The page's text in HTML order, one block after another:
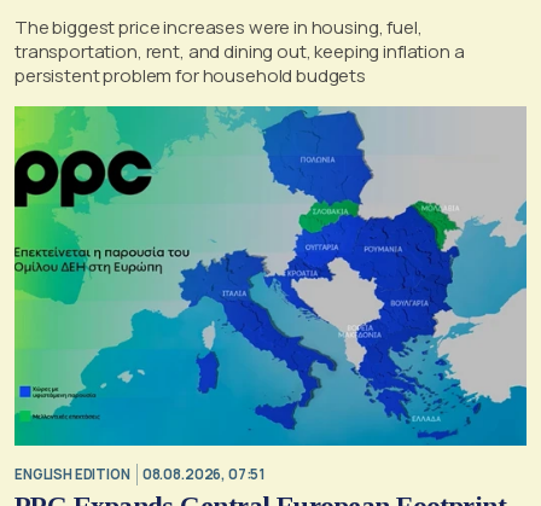
The biggest price increases were in housing, fuel,
transportation, rent, and dining out, keeping inflation a
persistent problem for household budgets
ENGLISH EDITION 08.08.2026, 07:51